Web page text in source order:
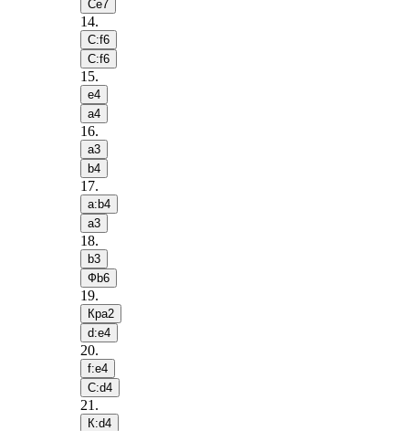
Сe7
14.
С:f6
С:f6
15.
e4
a4
16.
a3
b4
17.
a:b4
a3
18.
b3
Фb6
19.
Крa2
d:e4
20.
f:e4
С:d4
21 .
К:d4